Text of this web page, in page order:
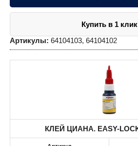
Купить в 1 клик
Артикулы: 64104103, 64104102
КЛЕЙ ЦИАНА. EASY-